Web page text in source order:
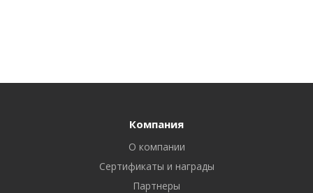
Компания
О компании
Сертификаты и награды
Партнеры